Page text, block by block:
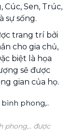
Cúc, Sen, Trúc,
sự sống.
trang trí bởi
cho gia chủ,
biệt là họa
sẽ được
gian của họ.
phong,.. được